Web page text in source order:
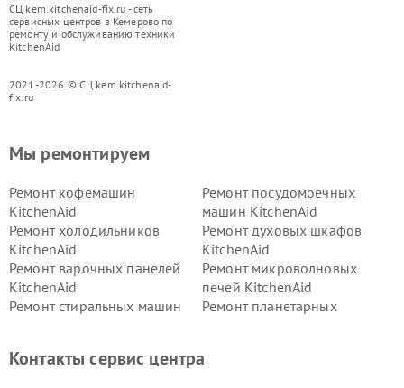
СЦ kem.kitchenaid-fix.ru - сеть
сервисных центров в Кемерово по
ремонту и обслуживанию техники
KitchenAid
2021-2026 © СЦ kem.kitchenaid-
fix.ru
Мы ремонтируем
Ремонт кофемашин
KitchenAid
Ремонт посудомоечных
машин KitchenAid
Ремонт холодильников
KitchenAid
Ремонт духовых шкафов
KitchenAid
Ремонт варочных панелей
KitchenAid
Ремонт микроволновых
печей KitchenAid
Ремонт стиральных машин
Ремонт планетарных
Контакты сервис центра